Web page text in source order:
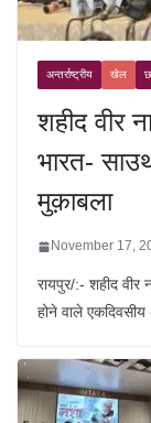
अन्तर्राष्ट्रीय खेल
शहीद वीर
भारत-
मुक़ाबला
November 17,
रायपुर/:- शहीद वीर
होने वाले